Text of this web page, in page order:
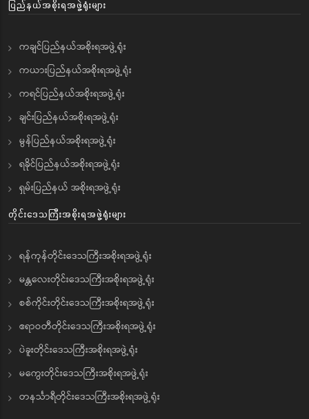
ပြည်နယ်အစိုးရအဖွဲ့ရုံးများ
ကချင်ပြည်နယ်အစိုးရအဖွဲ့ရုံး
ကယားပြည်နယ်အစိုးရအဖွဲ့ရုံး
ကရင်ပြည်နယ်အစိုးရအဖွဲ့ရုံး
ချင်းပြည်နယ်အစိုးရအဖွဲ့ရုံး
မွန်ပြည်နယ်အစိုးရအဖွဲ့ရုံး
ရခိုင်ပြည်နယ်အစိုးရအဖွဲ့ရုံး
ရှမ်းပြည်နယ် အစိုးရအဖွဲ့ရုံး
တိုင်းဒေသကြီးအစိုးရအဖွဲ့ရုံးများ
ရန်ကုန်တိုင်းဒေသကြီးအစိုးရအဖွဲ့ရုံး
မန္တလေးတိုင်းဒေသကြီးအစိုးရအဖွဲ့ရုံး
စစ်ကိုင်းတိုင်းဒေသကြီးအစိုးရအဖွဲ့ရုံး
ဧရာဝတီတိုင်းဒေသကြီးအစိုးရအဖွဲ့ရုံး
ပဲခူးတိုင်းဒေသကြီးအစိုးရအဖွဲ့ရုံး
မကွေးတိုင်းဒေသကြီးအစိုးရအဖွဲ့ရုံး
တနင်္သာရီတိုင်းဒေသကြီးအစိုးရအဖွဲ့ရုံး